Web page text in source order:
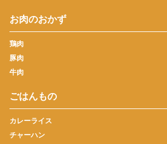
お肉のおかず
鶏肉
豚肉
牛肉
ごはんもの
カレーライス
チャーハン